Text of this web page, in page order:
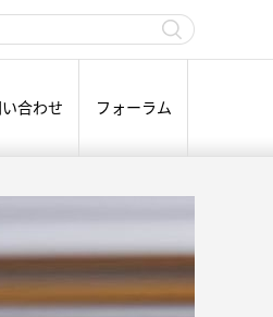
合わせ フォーラム